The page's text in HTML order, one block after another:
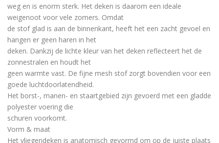
weg en is enorm sterk. Het deken is daarom een ideale
weigenoot voor vele zomers. Omdat
de stof glad is aan de binnenkant, heeft het een zacht gevoel en
hangen er geen haren in het
deken. Dankzij de lichte kleur van het deken reflecteert het de
zonnestralen en houdt het
geen warmte vast. De fijne mesh stof zorgt bovendien voor een
goede luchtdoorlatendheid.
Het borst-, manen- en staartgebied zijn gevoerd met een gladde
polyester voering die
schuren voorkomt.
Vorm & maat
Het vliegendeken is anatomisch gevormd om op de juiste plaats